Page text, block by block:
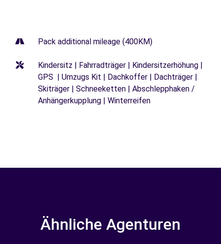
Pack additional mileage (400KM)
Kindersitz | Fahrradträger | Kindersitzerhöhung |
GPS | Umzugs Kit | Dachkoffer | Dachträger |
Skiträger | Schneeketten | Abschlepphaken /
Anhängerkupplung | Winterreifen
Ähnliche Agenturen